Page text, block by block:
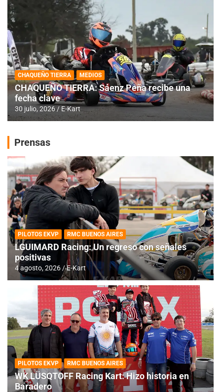
CHAQUEÑO TIERRA MEDIOS
CHAQUEÑO TIERRA: Sáenz Peña recibe una
fecha clave
30 julio, 2026 E-Kart
Prensas
PILOTOS EKVP RMC BUENOS AIRES
LGUIMARD Racing: Un regreso con señales
positivas
4 agosto, 2026 E-Kart
PILOTOS EKVP RMC BUENOS AIRES
WK LÜSQTOFF Racing Kart: Hizo historia en
Baradero